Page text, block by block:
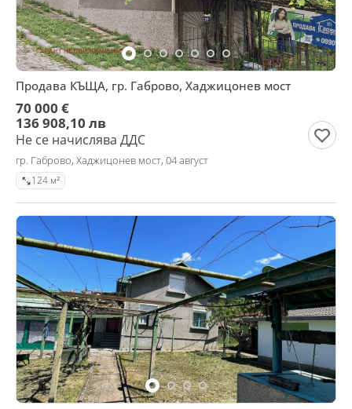
Продава КЪЩА, гр. Габрово, Хаджицонев мост
70 000 €
136 908,10 лв
Не се начислява ДДС
гр. Габрово, Хаджицонев мост, 04 август
124 м²